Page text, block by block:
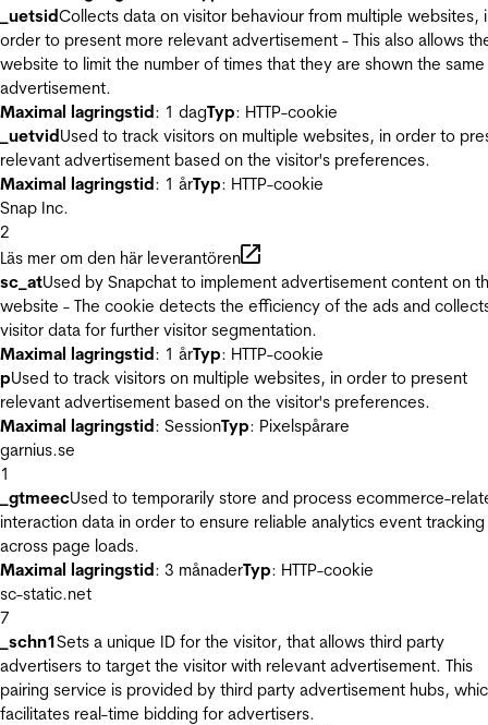
_uetsidCollects data on visitor behaviour from multiple websites,
order to present more relevant advertisement - This also allows
website to limit the number of times that they are shown the same
advertisement.
Maximal lagringstid: 1 dagTyp: HTTP-cookie
_uetvidUsed to track visitors on multiple websites, in order to
relevant advertisement based on the visitor's preferences.
Maximal lagringstid: 1 årTyp: HTTP-cookie
Snap Inc.
2
Läs mer om den här leverantören
sc_atUsed by Snapchat to implement advertisement content on
website - The cookie detects the efficiency of the ads and
visitor data for further visitor segmentation.
Maximal lagringstid: 1 årTyp: HTTP-cookie
pUsed to track visitors on multiple websites, in order to present
relevant advertisement based on the visitor's preferences.
Maximal lagringstid: SessionTyp: Pixelspårare
garnius.se
1
_gtmeecUsed to temporarily store and process ecommerce-
interaction data in order to ensure reliable analytics event tracking
across page loads.
Maximal lagringstid: 3 månaderTyp: HTTP-cookie
sc-static.net
7
_schn1Sets a unique ID for the visitor, that allows third party
advertisers to target the visitor with relevant advertisement. This
pairing service is provided by third party advertisement hubs,
facilitates real-time bidding for advertisers.